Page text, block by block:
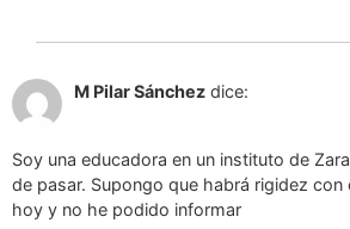
M Pilar Sánchez dice:
Soy una educadora en un instituto de
de pasar. Supongo que habrá rigidez con
hoy y no he podido informar